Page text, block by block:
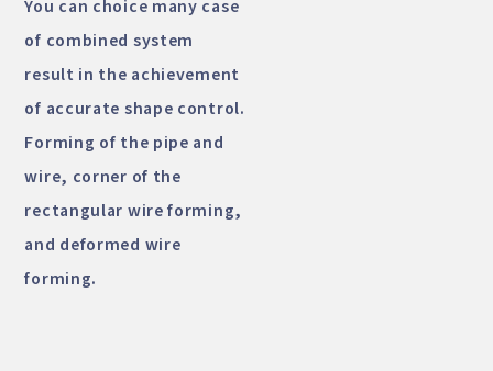
You can choice many case
of combined system
result in the achievement
of accurate shape control.
Forming of the pipe and
wire, corner of the
rectangular wire forming,
and deformed wire
forming.